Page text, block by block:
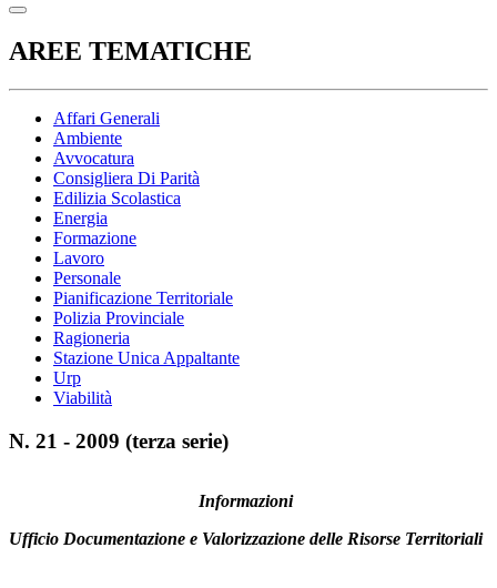
AREE TEMATICHE
Affari Generali
Ambiente
Avvocatura
Consigliera Di Parità
Edilizia Scolastica
Energia
Formazione
Lavoro
Personale
Pianificazione Territoriale
Polizia Provinciale
Ragioneria
Stazione Unica Appaltante
Urp
Viabilità
N. 21 - 2009 (terza serie)
Informazioni
Ufficio Documentazione e Valorizzazione delle Risorse Territoriali